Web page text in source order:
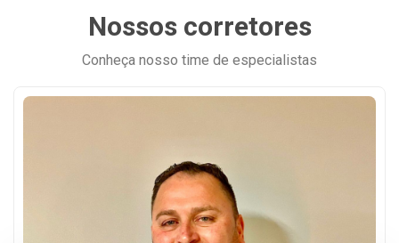
Nossos corretores
Conheça nosso time de especialistas